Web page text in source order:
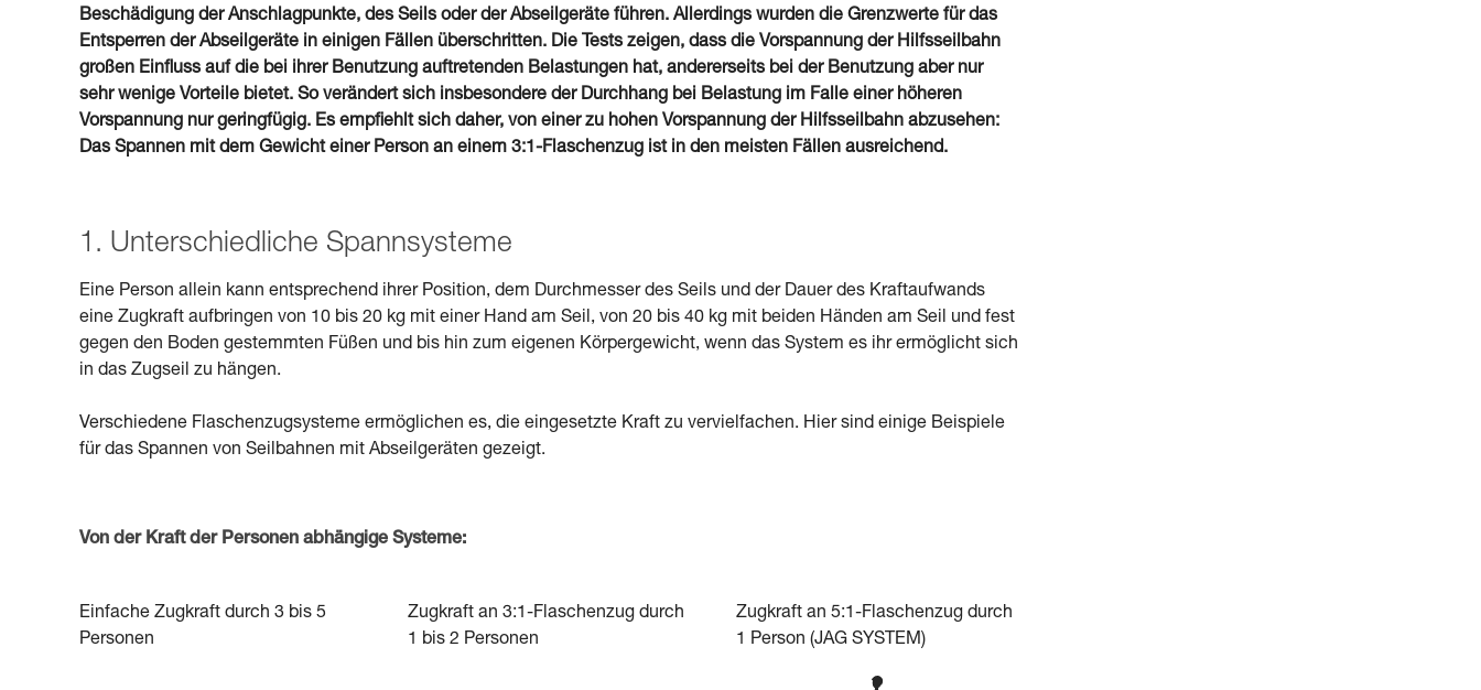
Beschädigung der Anschlagpunkte, des Seils oder der Abseilgeräte führen. Allerdings wurden die Grenzwerte für das
Entsperren der Abseilgeräte in einigen Fällen überschritten. Die Tests zeigen, dass die Vorspannung der Hilfsseilbahn
großen Einfluss auf die bei ihrer Benutzung auftretenden Belastungen hat, andererseits bei der Benutzung aber nur
sehr wenige Vorteile bietet. So verändert sich insbesondere der Durchhang bei Belastung im Falle einer höheren
Vorspannung nur geringfügig. Es empfiehlt sich daher, von einer zu hohen Vorspannung der Hilfsseilbahn abzusehen:
Das Spannen mit dem Gewicht einer Person an einem 3:1-Flaschenzug ist in den meisten Fällen ausreichend.
1. Unterschiedliche Spannsysteme
Eine Person allein kann entsprechend ihrer Position, dem Durchmesser des Seils und der Dauer des Kraftaufwands
eine Zugkraft aufbringen von 10 bis 20 kg mit einer Hand am Seil, von 20 bis 40 kg mit beiden Händen am Seil und fest
gegen den Boden gestemmten Füßen und bis hin zum eigenen Körpergewicht, wenn das System es ihr ermöglicht sich
in das Zugseil zu hängen.
Verschiedene Flaschenzugsysteme ermöglichen es, die eingesetzte Kraft zu vervielfachen. Hier sind einige Beispiele
für das Spannen von Seilbahnen mit Abseilgeräten gezeigt.
Von der Kraft der Personen abhängige Systeme:
Einfache Zugkraft durch 3 bis 5
Personen
Zugkraft an 3:1-Flaschenzug durch
1 bis 2 Personen
Zugkraft an 5:1-Flaschenzug durch
1 Person (JAG SYSTEM)